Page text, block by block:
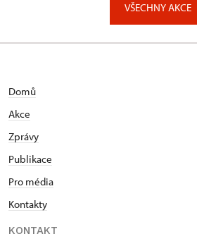
VŠECHNY AKCE
Domů
Akce
Zprávy
Publikace
Pro média
Kontakty
KONTAKT